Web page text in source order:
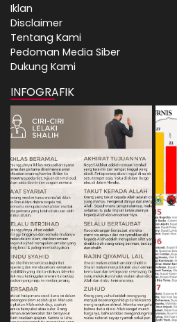
Iklan
Disclaimer
Tentang Kami
Pedoman Media Siber
Dukung Kami
INFOGRAFIK